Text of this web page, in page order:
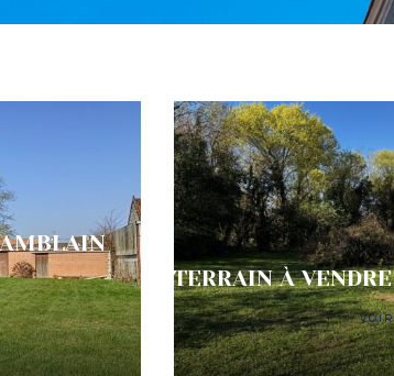
TERRAIN À
VOIR